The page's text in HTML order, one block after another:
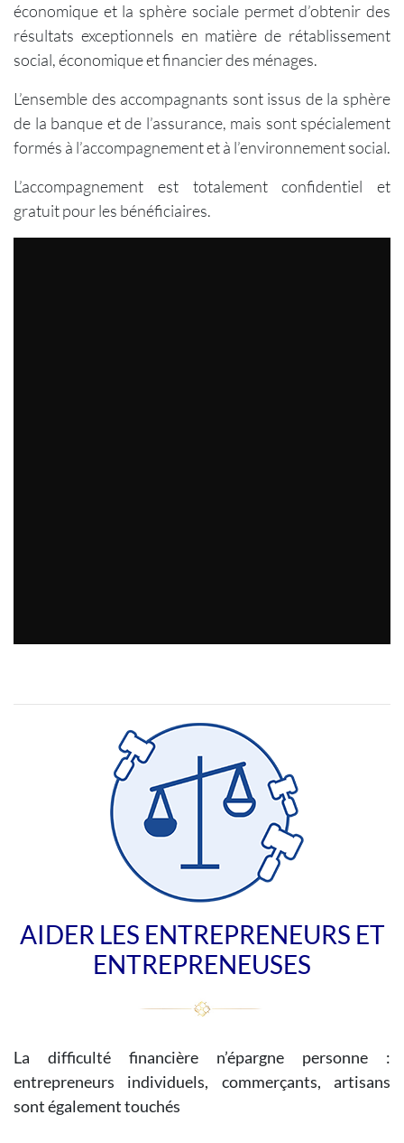
économique et la sphère sociale permet d’obtenir des
résultats exceptionnels en matière de rétablissement
social, économique et financier des ménages.
L’ensemble des accompagnants sont issus de la sphère
de la banque et de l’assurance, mais sont spécialement
formés à l’accompagnement et à l’environnement social.
L’accompagnement est totalement confidentiel et
gratuit pour les bénéficiaires.
AIDER LES ENTREPRENEURS ET
ENTREPRENEUSES
La difficulté financière n’épargne personne :
entrepreneurs individuels, commerçants, artisans
sont également touchés